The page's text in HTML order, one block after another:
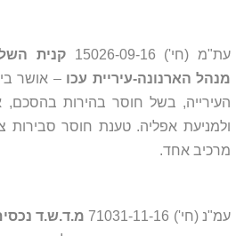
עת"מ (חי') 15026-09-16
קנית
מנהל הארנונה-עיריית עכו – אושר
העירייה, בשל חוסר בהירות
ולמניעת אפליה. טענת חוסר סבירות
מרכיב אחד.
עמ"נ (חי') 71031-11-16
מ.ד.ש.ד